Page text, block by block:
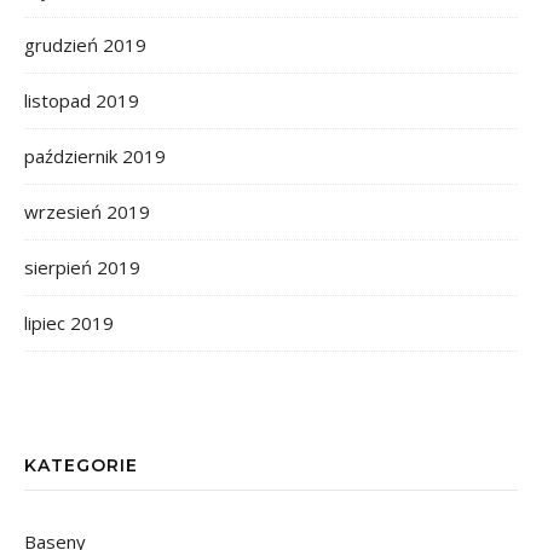
grudzień 2019
listopad 2019
październik 2019
wrzesień 2019
sierpień 2019
lipiec 2019
KATEGORIE
Baseny